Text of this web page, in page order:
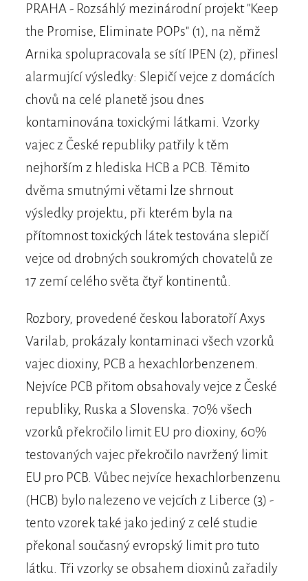
PRAHA - Rozsáhlý mezinárodní projekt "Keep
the Promise, Eliminate POPs" (1), na němž
Arnika spolupracovala se sítí IPEN (2), přinesl
alarmující výsledky: Slepičí vejce z domácích
chovů na celé planetě jsou dnes
kontaminována toxickými látkami. Vzorky
vajec z České republiky patřily k těm
nejhorším z hlediska HCB a PCB. Těmito
dvěma smutnými větami lze shrnout
výsledky projektu, při kterém byla na
přítomnost toxických látek testována slepičí
vejce od drobných soukromých chovatelů ze
17 zemí celého světa čtyř kontinentů.
Rozbory, provedené českou laboratoří Axys
Varilab, prokázaly kontaminaci všech vzorků
vajec dioxiny, PCB a hexachlorbenzenem.
Nejvíce PCB přitom obsahovaly vejce z České
republiky, Ruska a Slovenska. 70% všech
vzorků překročilo limit EU pro dioxiny, 60%
testovaných vajec překročilo navržený limit
EU pro PCB. Vůbec nejvíce hexachlorbenzenu
(HCB) bylo nalezeno ve vejcích z Liberce (3) -
tento vzorek také jako jediný z celé studie
překonal současný evropský limit pro tuto
látku. Tři vzorky se obsahem dioxinů zařadily